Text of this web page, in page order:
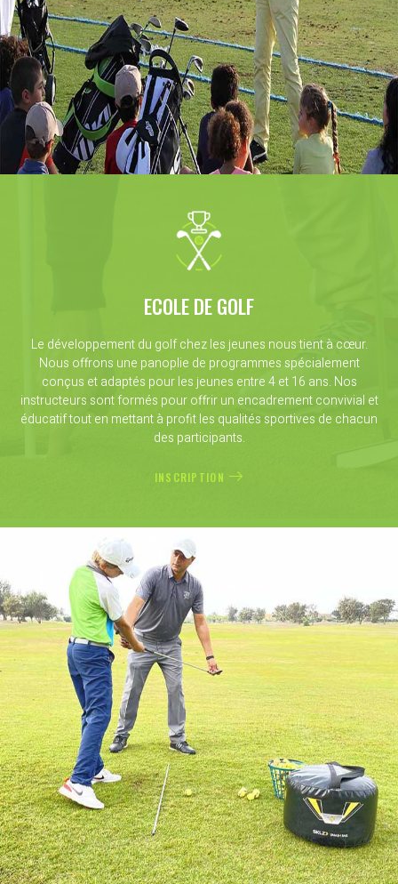
ECOLE DE GOLF
Le développement du golf chez les jeunes nous tient à cœur.
Nous offrons une panoplie de programmes spécialement
conçus et adaptés pour les jeunes entre 4 et 16 ans. Nos
instructeurs sont formés pour offrir un encadrement convivial et
éducatif tout en mettant à profit les qualités sportives de chacun
des participants.
INSCRIPTION